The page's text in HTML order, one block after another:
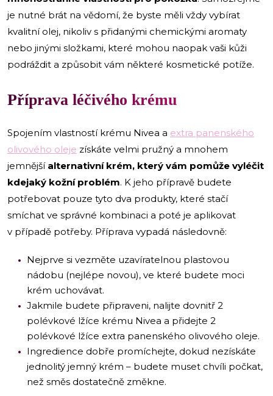
je nutné brát na vědomí, že byste měli vždy vybírat
kvalitní olej, nikoliv s přidanými chemickými aromaty
nebo jinými složkami, které mohou naopak vaši kůži
podráždit a způsobit vám některé kosmetické potíže.
Příprava léčivého krému
Spojením vlastností krému Nivea a extra panenského
olivového oleje získáte velmi pružný a mnohem
jemnější alternativní krém, který vám pomůže vyléčit
kdejaký kožní problém. K jeho přípravě budete
potřebovat pouze tyto dva produkty, které stačí
smíchat ve správné kombinaci a poté je aplikovat
v případě potřeby. Příprava vypadá následovně:
Nejprve si vezměte uzavíratelnou plastovou
nádobu (nejlépe novou), ve které budete moci
krém uchovávat.
Jakmile budete připraveni, nalijte dovnitř 2
polévkové lžíce krému Nivea a přidejte 2
polévkové lžíce extra panenského olivového oleje.
Ingredience dobře promíchejte, dokud nezískáte
jednolitý jemný krém – budete muset chvíli počkat,
než směs dostatečně změkne.